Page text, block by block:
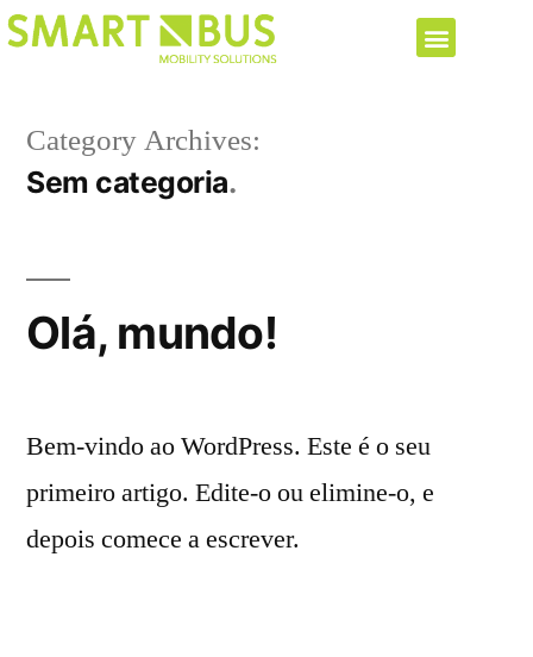
Category Archives:
Sem categoria
Olá, mundo!
Bem-vindo ao WordPress. Este é o seu
primeiro artigo. Edite-o ou elimine-o, e
depois comece a escrever.